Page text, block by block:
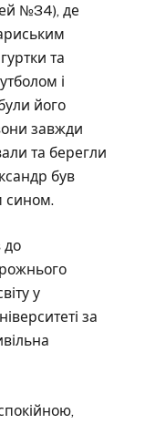
№34), де
та
і
його
завжди
та берегли
був
сином.
до
у
за